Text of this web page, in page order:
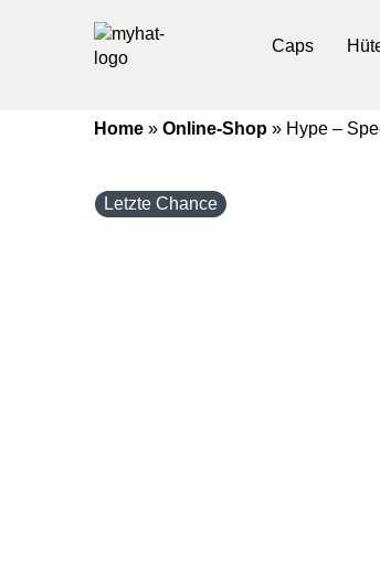
Caps
Home» Online-Shop» Hype –
Letzte Chance